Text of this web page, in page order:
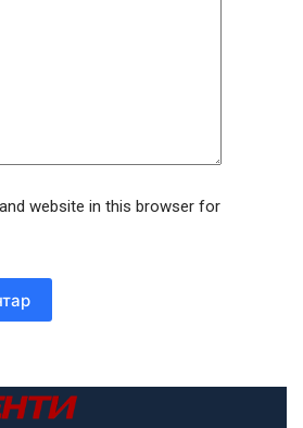
website in this browser for